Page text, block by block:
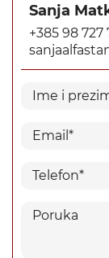
Sanja
+385 98 727